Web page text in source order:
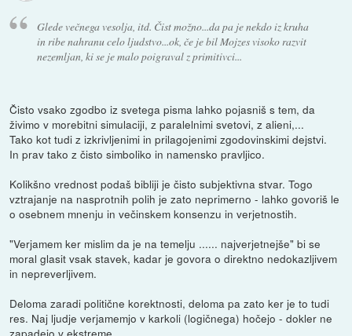
Glede večnega vesolja, itd. Čist možno...da pa je nekdo iz kruha
in ribe nahranu celo ljudstvo...ok, če je bil Mojzes visoko razvit
nezemljan, ki se je malo poigraval z primitivci...
Čisto vsako zgodbo iz svetega pisma lahko pojasniš s tem, da
živimo v morebitni simulaciji, z paralelnimi svetovi, z alieni,...
Tako kot tudi z izkrivljenimi in prilagojenimi zgodovinskimi dejstvi.
In prav tako z čisto simboliko in namensko pravljico.
Kolikšno vrednost podaš bibliji je čisto subjektivna stvar. Togo
vztrajanje na nasprotnih polih je zato neprimerno - lahko govoriš le
o osebnem mnenju in večinskem konsenzu in verjetnostih.
"Verjamem ker mislim da je na temelju ...... najverjetnejše" bi se
moral glasit vsak stavek, kadar je govora o direktno nedokazljivem
in nepreverljivem.
Deloma zaradi politične korektnosti, deloma pa zato ker je to tudi
res. Naj ljudje verjamemjo v karkoli (logičnega) hočejo - dokler ne
zapadejo v ekstreme.